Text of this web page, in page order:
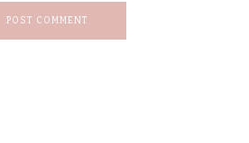
POST COMMENT